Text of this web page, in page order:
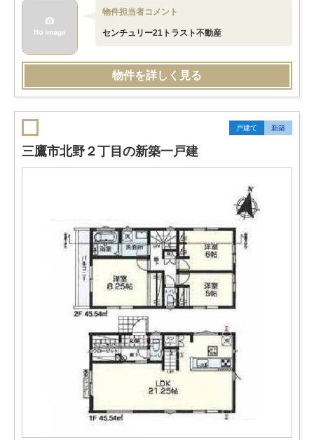
物件担当者コメント
センチュリー21トラスト不動産
物件を詳しく見る
戸建て 新築
三鷹市北野２丁目の新築一戸建